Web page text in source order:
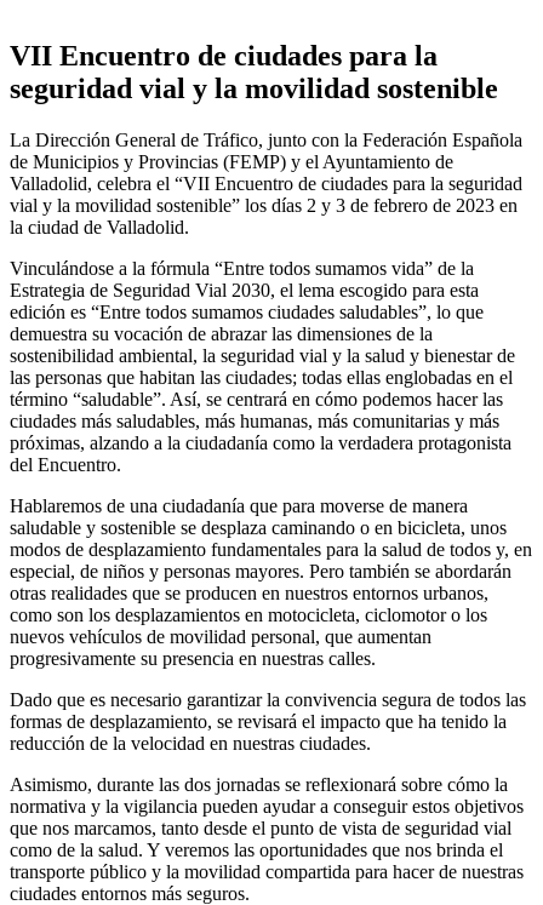
VII Encuentro de ciudades para la
seguridad vial y la movilidad sostenible
La Dirección General de Tráfico, junto con la Federación Española
de Municipios y Provincias (FEMP) y el Ayuntamiento de
Valladolid, celebra el “VII Encuentro de ciudades para la seguridad
vial y la movilidad sostenible” los días 2 y 3 de febrero de 2023 en
la ciudad de Valladolid.
Vinculándose a la fórmula “Entre todos sumamos vida” de la
Estrategia de Seguridad Vial 2030, el lema escogido para esta
edición es “Entre todos sumamos ciudades saludables”, lo que
demuestra su vocación de abrazar las dimensiones de la
sostenibilidad ambiental, la seguridad vial y la salud y bienestar de
las personas que habitan las ciudades; todas ellas englobadas en el
término “saludable”. Así, se centrará en cómo podemos hacer las
ciudades más saludables, más humanas, más comunitarias y más
próximas, alzando a la ciudadanía como la verdadera protagonista
del Encuentro.
Hablaremos de una ciudadanía que para moverse de manera
saludable y sostenible se desplaza caminando o en bicicleta, unos
modos de desplazamiento fundamentales para la salud de todos y, en
especial, de niños y personas mayores. Pero también se abordarán
otras realidades que se producen en nuestros entornos urbanos,
como son los desplazamientos en motocicleta, ciclomotor o los
nuevos vehículos de movilidad personal, que aumentan
progresivamente su presencia en nuestras calles.
Dado que es necesario garantizar la convivencia segura de todos las
formas de desplazamiento, se revisará el impacto que ha tenido la
reducción de la velocidad en nuestras ciudades.
Asimismo, durante las dos jornadas se reflexionará sobre cómo la
normativa y la vigilancia pueden ayudar a conseguir estos objetivos
que nos marcamos, tanto desde el punto de vista de seguridad vial
como de la salud. Y veremos las oportunidades que nos brinda el
transporte público y la movilidad compartida para hacer de nuestras
ciudades entornos más seguros.